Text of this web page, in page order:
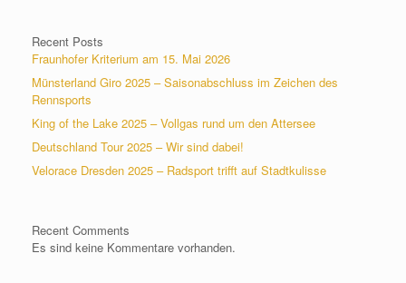
Recent Posts
Fraunhofer Kriterium am 15. Mai 2026
Münsterland Giro 2025 – Saisonabschluss im Zeichen des
Rennsports
King of the Lake 2025 – Vollgas rund um den Attersee
Deutschland Tour 2025 – Wir sind dabei!
Velorace Dresden 2025 – Radsport trifft auf Stadtkulisse
Recent Comments
Es sind keine Kommentare vorhanden.